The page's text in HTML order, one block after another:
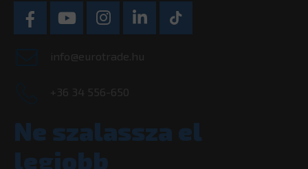
info@eurotrade.hu
+36 34 556-650
Ne szalassza el
legjobb